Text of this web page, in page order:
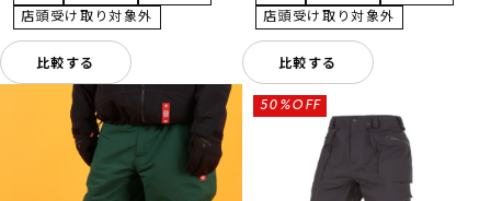
比較する 比較する
50%OFF